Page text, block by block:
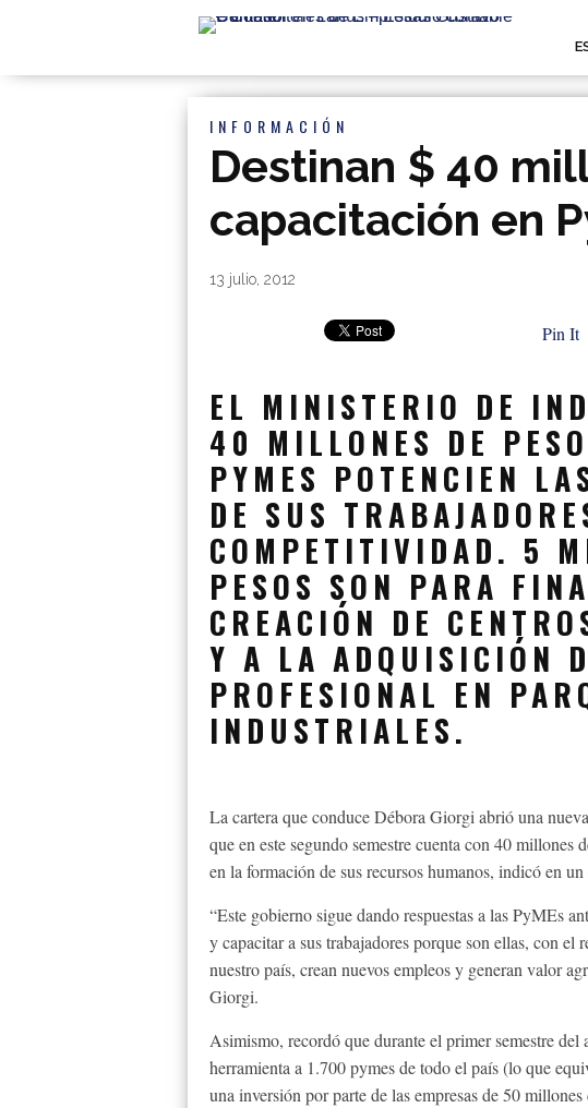
INFORMACIÓN
Destinan $ 40
capacitación en
By|
13 julio, 2012
Pin It
EL MINISTERIO DE
40 MILLONES DE
PYMES POTENCIEN
DE SUS
COMPETITIVIDAD. 5
PESOS SON PARA
CREACIÓN DE
Y A LA ADQUISICIÓN
PROFESIONAL EN
INDUSTRIALES.
La cartera que conduce Débora Giorgi abrió una
que en este segundo semestre cuenta con 40 millones
en la formación de sus recursos humanos, indicó en
“Este gobierno sigue dando respuestas a las PyMEs
y capacitar a sus trabajadores porque son ellas, con el
nuestro país, crean nuevos empleos y generan valor
Giorgi.
Asimismo, recordó que durante el primer semestre del
herramienta a 1.700 pymes de todo el país (lo que
una inversión por parte de las empresas de 50